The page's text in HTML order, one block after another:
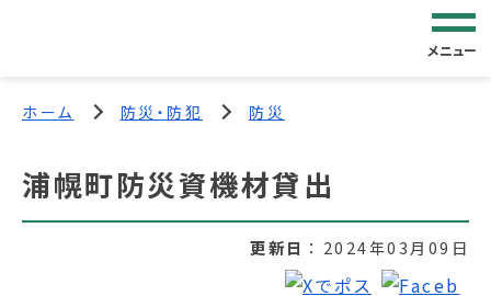
メニュー
ホーム 防災・防犯 防災
浦幌町防災資機材貸出
更新日 2024年03月09日